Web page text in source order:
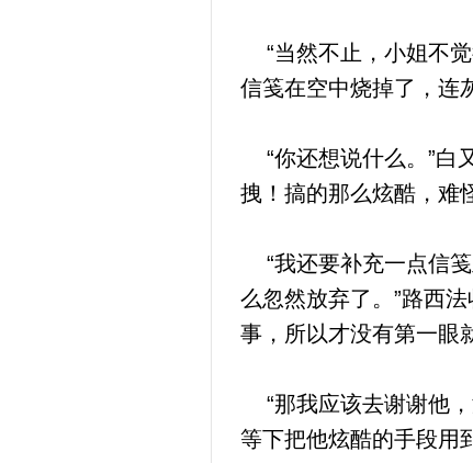
“当然不止，小姐不觉
信笺在空中烧掉了，连
“你还想说什么。”白
拽！搞的那么炫酷，难
“我还要补充一点信
么忽然放弃了。”路西
事，所以才没有第一眼
“那我应该去谢谢他，
等下把他炫酷的手段用